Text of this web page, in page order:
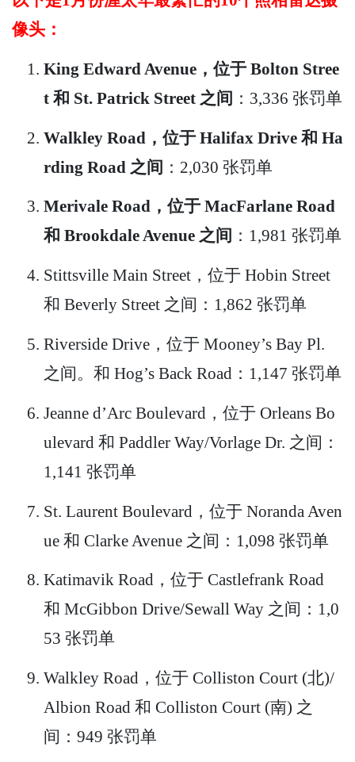
像头：
King Edward Avenue，位于 Bolton Stree
t 和 St. Patrick Street 之间 ：3,336 张罚单
Walkley Road，位于 Halifax Drive 和 Ha
rding Road 之间 ：2,030 张罚单
Merivale Road，位于 MacFarlane Road
和 Brookdale Avenue 之间 ：1,981 张罚单
Stittsville Main Street，位于 Hobin Street
和 Beverly Street 之间：1,862 张罚单
Riverside Drive，位于 Mooney’s Bay Pl.
之间。和 Hog’s Back Road：1,147 张罚单
Jeanne d’Arc Boulevard，位于 Orleans Bo
ulevard 和 Paddler Way/Vorlage Dr. 之间：
1,141 张罚单
St. Laurent Boulevard，位于 Noranda Aven
ue 和 Clarke Avenue 之间：1,098 张罚单
Katimavik Road，位于 Castlefrank Road
和 McGibbon Drive/Sewall Way 之间：1,0
53 张罚单
Walkley Road，位于 Colliston Court (北)/
Albion Road 和 Colliston Court (南) 之
间：949 张罚单